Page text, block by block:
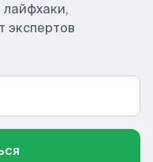
экспертов